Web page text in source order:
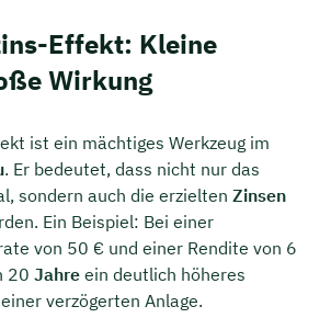
Effekt: Kleine
Wirkung
ist ein mächtiges Werkzeug im
. Er bedeutet, dass nicht nur das
sondern auch die erzielten Zinsen
Ein Beispiel: Bei einer
von 50 € und einer Rendite von 6
20 Jahre ein deutlich höheres
verzögerten Anlage.